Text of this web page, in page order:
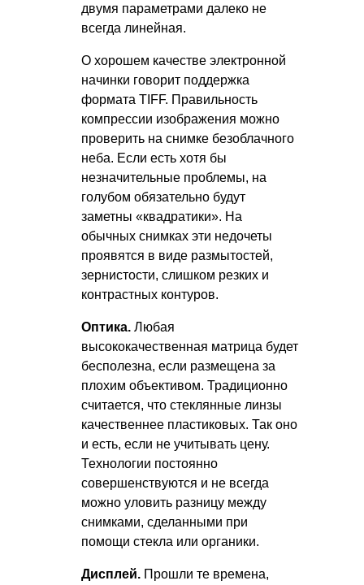
двумя параметрами далеко не
всегда линейная.
О хорошем качестве электронной
начинки говорит поддержка
формата TIFF. Правильность
компрессии изображения можно
проверить на снимке безоблачного
неба. Если есть хотя бы
незначительные проблемы, на
голубом обязательно будут
заметны «квадратики». На
обычных снимках эти недочеты
проявятся в виде размытостей,
зернистости, слишком резких и
контрастных контуров.
Оптика. Любая
высококачественная матрица будет
бесполезна, если размещена за
плохим объективом. Традиционно
считается, что стеклянные линзы
качественнее пластиковых. Так оно
и есть, если не учитывать цену.
Технологии постоянно
совершенствуются и не всегда
можно уловить разницу между
снимками, сделанными при
помощи стекла или органики.
Дисплей. Прошли те времена,